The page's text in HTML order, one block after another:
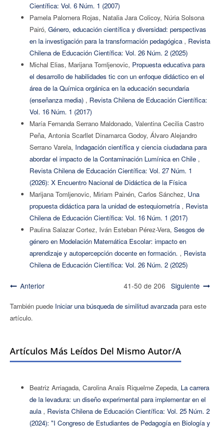
Científica: Vol. 6 Núm. 1 (2007)
Pamela Palomera Rojas, Natalia Jara Colicoy, Núria Solsona
Pairó, Género, educación científica y diversidad: perspectivas
en la investigación para la transformación pedagógica , Revista
Chilena de Educación Científica: Vol. 26 Núm. 2 (2025)
Michal Elias, Marijana Tomljenovic, Propuesta educativa para
el desarrollo de habilidades tic con un enfoque didáctico en el
área de la Química orgánica en la educación secundaria
(enseñanza media) , Revista Chilena de Educación Científica:
Vol. 16 Núm. 1 (2017)
María Fernanda Serrano Maldonado, Valentina Cecilia Castro
Peña, Antonia Scarllet Dinamarca Godoy, Álvaro Alejandro
Serrano Varela, Indagación científica y ciencia ciudadana para
abordar el impacto de la Contaminación Lumínica en Chile ,
Revista Chilena de Educación Científica: Vol. 27 Núm. 1
(2026): X Encuentro Nacional de Didáctica de la Física
Marijana Tomljenovic, Miriam Painén, Carlos Sánchez, Una
propuesta didáctica para la unidad de estequiometría , Revista
Chilena de Educación Científica: Vol. 16 Núm. 1 (2017)
Paulina Salazar Cortez, Iván Esteban Pérez-Vera, Sesgos de
género en Modelación Matemática Escolar: impacto en
aprendizaje y autopercepción docente en formación. , Revista
Chilena de Educación Científica: Vol. 26 Núm. 2 (2025)
Anterior 41-50 de 206 Siguiente
También puede Iniciar una búsqueda de similitud avanzadapara este
artículo.
Artículos Más Leídos Del Mismo Autor/a
Beatriz Arriagada, Carolina Anaïs Riquelme Zepeda, La carrera
de la levadura: un diseño experimental para implementar en el
aula , Revista Chilena de Educación Científica: Vol. 25 Núm. 2
(2024): "I Congreso de Estudiantes de Pedagogía en Biología y